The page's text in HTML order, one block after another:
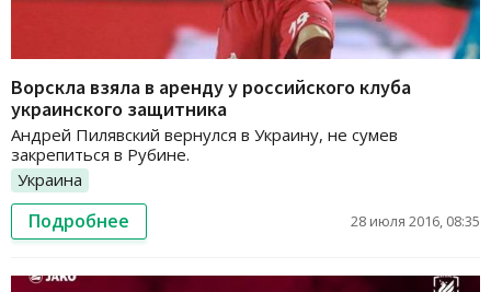
Ворскла взяла в аренду у российского клуба
украинского защитника
Андрей Пилявский вернулся в Украину, не сумев
закрепиться в Рубине.
Украина
Подробнее 28 июля 2016, 08:35